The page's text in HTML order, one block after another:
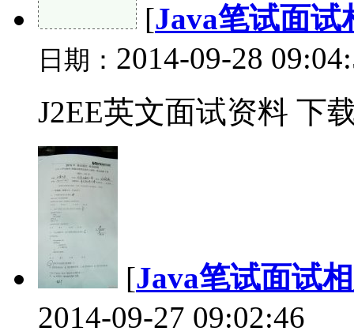
[Java笔试面试
日期： 2014-09-28
J2EE英文面试资料 下
[Java笔试面试
2014-09-27 09:02:46